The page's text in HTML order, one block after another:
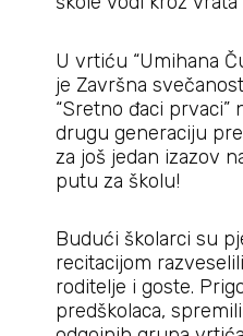
U vrtiću “Umihana
je Završna
“Sretno đaci prvaci”
drugu generaciju
za još jedan izazov
putu za školu!
Budući školarci su
recitacijom
roditelje i goste.
predškolaca,